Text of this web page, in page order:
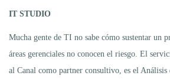
IT STUDIO
Mucha gente de TI no sabe cómo sustentar un
áreas gerenciales no conocen el riesgo. El
al Canal como partner consultivo, es el